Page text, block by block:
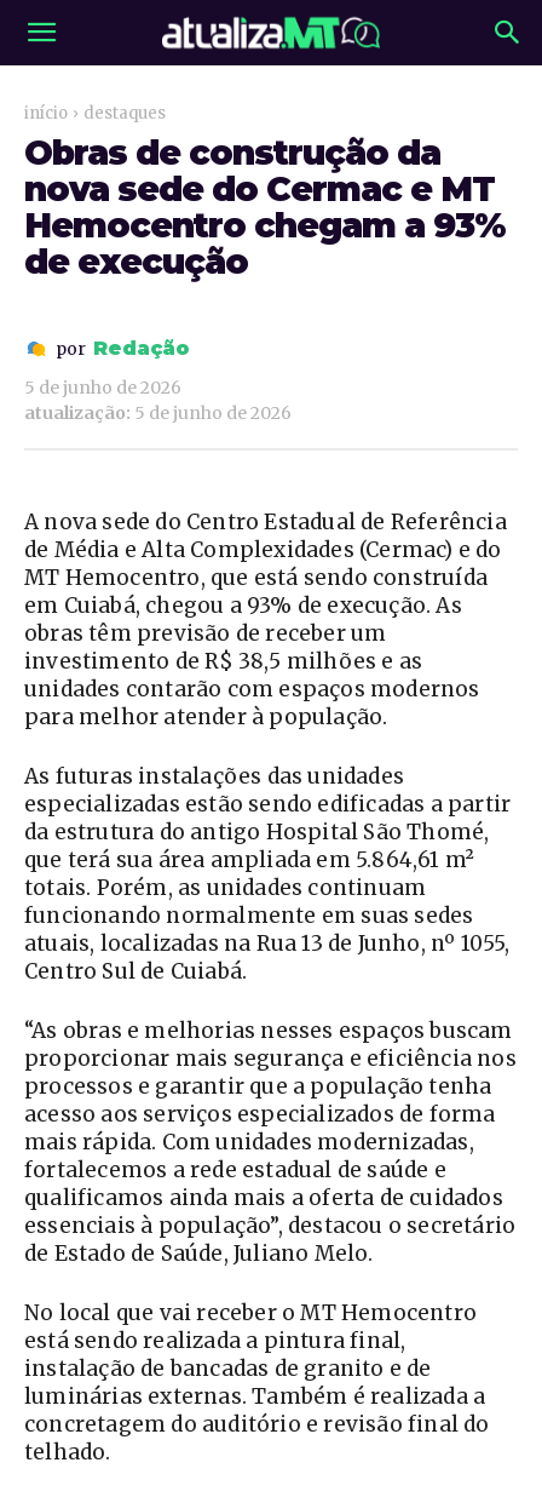
início destaques
Obras de construção da
nova sede do Cermac e MT
Hemocentro chegam a 93%
de execução
por Redação
5 de junho de 2026
atualização: 5 de junho de 2026
A nova sede do Centro Estadual de Referência
de Média e Alta Complexidades (Cermac) e do
MT Hemocentro, que está sendo construída
em Cuiabá, chegou a 93% de execução. As
obras têm previsão de receber um
investimento de R$ 38,5 milhões e as
unidades contarão com espaços modernos
para melhor atender à população.
As futuras instalações das unidades
especializadas estão sendo edificadas a partir
da estrutura do antigo Hospital São Thomé,
que terá sua área ampliada em 5.864,61 m²
totais. Porém, as unidades continuam
funcionando normalmente em suas sedes
atuais, localizadas na Rua 13 de Junho, nº 1055,
Centro Sul de Cuiabá.
“As obras e melhorias nesses espaços buscam
proporcionar mais segurança e eficiência nos
processos e garantir que a população tenha
acesso aos serviços especializados de forma
mais rápida. Com unidades modernizadas,
fortalecemos a rede estadual de saúde e
qualificamos ainda mais a oferta de cuidados
essenciais à população”, destacou o secretário
de Estado de Saúde, Juliano Melo.
No local que vai receber o MT Hemocentro
está sendo realizada a pintura final,
instalação de bancadas de granito e de
luminárias externas. Também é realizada a
concretagem do auditório e revisão final do
telhado.